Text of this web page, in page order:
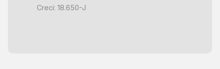
Creci: 18.650-J